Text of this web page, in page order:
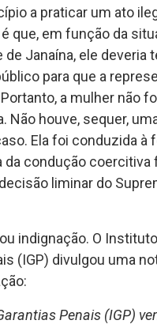
a praticar um ato
que, em função da
de Janaína, ele deveria
para que a
a mulher não
Não houve, sequer,
Ela foi conduzida à
da condução coercitiva
liminar do
indignação. O
(IGP) divulgou uma
Penais (IGP)